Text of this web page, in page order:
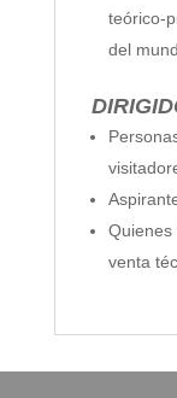
teórico-
del
Quienes
venta